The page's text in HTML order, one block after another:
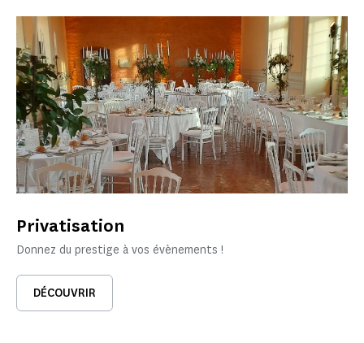
Privatisation
Donnez du prestige à vos évènements !
DÉCOUVRIR